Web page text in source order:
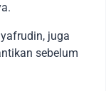
juga
sebelum